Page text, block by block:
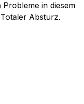
Probleme in diesem
Absturz.